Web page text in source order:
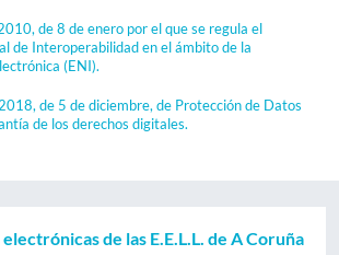
de 8 de enero por el que se regula el
de Interoperabilidad en el ámbito de la
(ENI).
de 5 de diciembre, de Protección de Datos
de los derechos digitales.
electrónicas de las E.E.L.L. de A Coruña